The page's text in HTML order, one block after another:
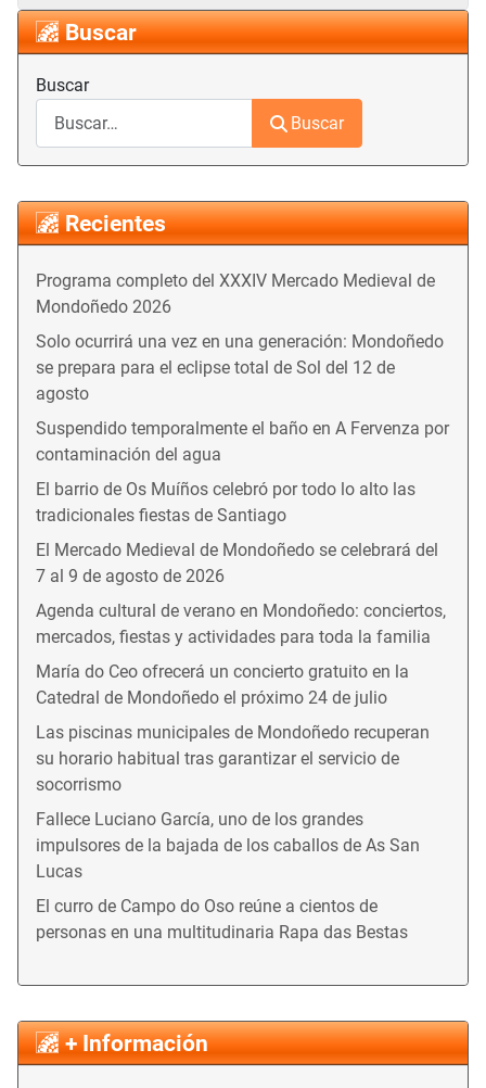
Buscar
Buscar
Buscar
Recientes
Programa completo del XXXIV Mercado Medieval de
Mondoñedo 2026
Solo ocurrirá una vez en una generación: Mondoñedo
se prepara para el eclipse total de Sol del 12 de
agosto
Suspendido temporalmente el baño en A Fervenza por
contaminación del agua
El barrio de Os Muíños celebró por todo lo alto las
tradicionales fiestas de Santiago
El Mercado Medieval de Mondoñedo se celebrará del
7 al 9 de agosto de 2026
Agenda cultural de verano en Mondoñedo: conciertos,
mercados, fiestas y actividades para toda la familia
María do Ceo ofrecerá un concierto gratuito en la
Catedral de Mondoñedo el próximo 24 de julio
Las piscinas municipales de Mondoñedo recuperan
su horario habitual tras garantizar el servicio de
socorrismo
Fallece Luciano García, uno de los grandes
impulsores de la bajada de los caballos de As San
Lucas
El curro de Campo do Oso reúne a cientos de
personas en una multitudinaria Rapa das Bestas
+ Información